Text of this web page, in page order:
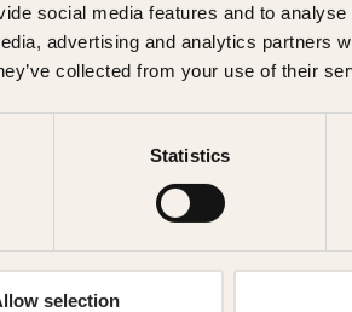
social media features and to
advertising and analytics partners
collected from your use of their
Statistics
selection